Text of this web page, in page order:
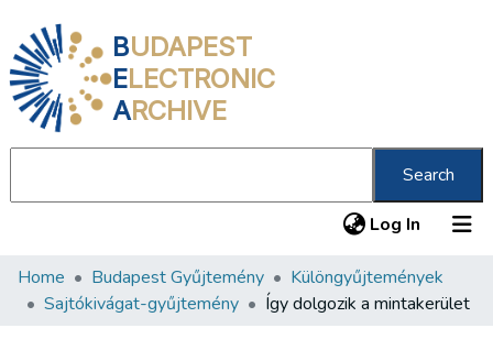
BUDAPEST
ELECTRONIC
ARCHIVE
Search
Log In (current)
Communities & Collections
Home Budapest Gyűjtemény
Különgyűjtemények
Sajtókivágat-gyűjtemény
Így dolgozik a mintakerület